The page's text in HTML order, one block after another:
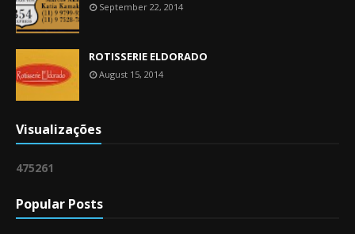
September 22, 2014
ROTISSERIE ELDORADO
August 15, 2014
Visualizações
475261
Popular Posts